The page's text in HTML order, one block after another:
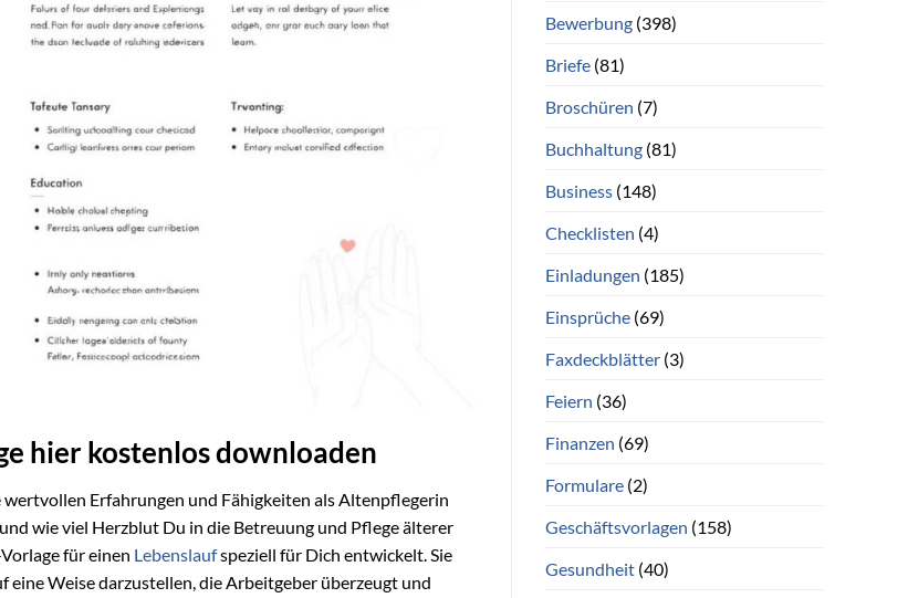
hier kostenlos downloaden
Erfahrungen und Fähigkeiten als Altenpflegerin
wie viel Herzblut Du in die Betreuung und Pflege älterer
für einen Lebenslaufspeziell für Dich entwickelt. Sie
Weise darzustellen, die Arbeitgeber überzeugt und
Bewerbung(398)
Briefe(81)
Broschüren (7)
Buchhaltung(81)
Business(148)
Checklisten (4)
Einladungen (185)
Einsprüche(69)
Faxdeckblätter(3)
Feiern (36)
Finanzen (69)
Formulare(2)
Geschäftsvorlagen (158)
Gesundheit(40)